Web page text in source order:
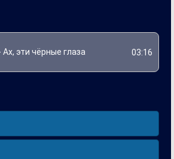
эти чёрные глаза 03:16